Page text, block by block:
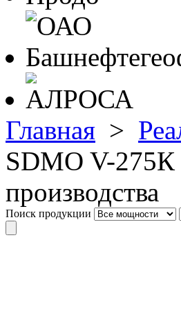
Главная >
SDMO V-275К
производства
Поиск продукции